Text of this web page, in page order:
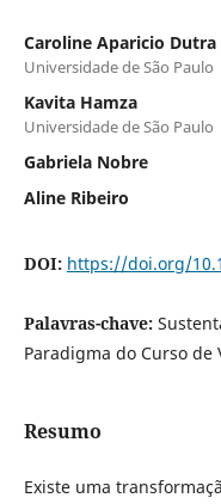
Caroline Aparicio Dutra
Universidade de São Paulo
Kavita Hamza
Universidade de São Paulo
Gabriela Nobre
Aline Ribeiro
DOI: https://doi.org/
Palavras-chave:
Paradigma do Curso de
Resumo
Existe uma